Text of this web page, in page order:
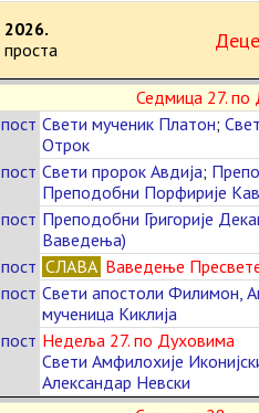
2026.
проста
Седмица 27. по
пост Свети мученик Платон;
Отрок
пост Свети пророк Авдија;
Преподобни Порфирије
пост Преподобни Григорије
Ваведења)
пост СЛАВА Ваведење
пост Свети апостоли Филимон,
мученица Киклија
пост Недеља 27. по Духовима
Свети Амфилохије
Александар Невски